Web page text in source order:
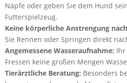
Näpfe oder geben Sie dem Hund
Futterspielzeug.
Keine körperliche Anstrengung
Sie Rennen oder Springen direkt
Angemessene Wasseraufnahme: Ihr
Fressen keine großen Mengen
Tierärztliche Beratung: Besonders